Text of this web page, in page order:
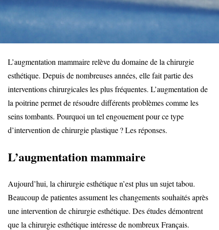
L’augmentation mammaire relève du domaine de la chirurgie
esthétique. Depuis de nombreuses années, elle fait partie des
interventions chirurgicales les plus fréquentes. L’augmentation de
la poitrine permet de résoudre différents problèmes comme les
seins tombants. Pourquoi un tel engouement pour ce type
d’intervention de chirurgie plastique ? Les réponses.
L’augmentation mammaire
Aujourd’hui, la chirurgie esthétique n’est plus un sujet tabou.
Beaucoup de patientes assument les changements souhaités après
une intervention de chirurgie esthétique. Des études démontrent
que la chirurgie esthétique intéresse de nombreux Français.